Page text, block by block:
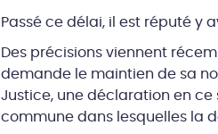
Passé ce délai, il est réputé y
Des précisions viennent
demande le maintien de sa
Justice, une déclaration en ce
commune dans lesquelles la